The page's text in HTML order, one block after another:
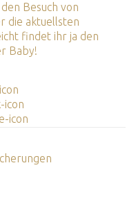
Besuch von
die aktuellsten
findet ihr ja den
Baby!